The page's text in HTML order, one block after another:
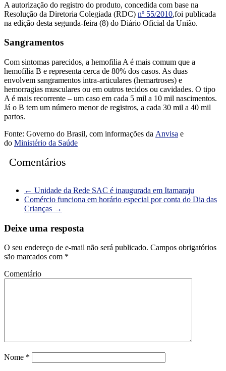
A autorização do registro do produto, concedida com base na
Resolução da Diretoria Colegiada (RDC) nº 55/2010,foi publicada
na edição desta segunda-feira (8) do Diário Oficial da União.
Sangramentos
Com sintomas parecidos, a hemofilia A é mais comum que a
hemofilia B e representa cerca de 80% dos casos. As duas
envolvem sangramentos intra-articulares (hemartroses) e
hemorragias musculares ou em outros tecidos ou cavidades. O tipo
A é mais recorrente – um caso em cada 5 mil a 10 mil nascimentos.
Já o B tem um número menor de registros, a cada 30 mil a 40 mil
partos.
Fonte: Governo do Brasil, com informações da Anvisa e
do Ministério da Saúde
Comentários
← Unidade da Rede SAC é inaugurada em Itamaraju
Comércio funciona em horário especial por conta do Dia das
Crianças →
Deixe uma resposta
O seu endereço de e-mail não será publicado. Campos obrigatórios
são marcados com *
Comentário
Nome *